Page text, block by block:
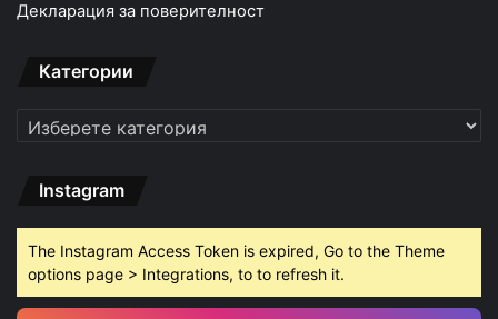
Декларация за поверителност
Категории
Категории
Instagram
The Instagram Access Token is expired, Go to the Theme
options page > Integrations, to to refresh it.